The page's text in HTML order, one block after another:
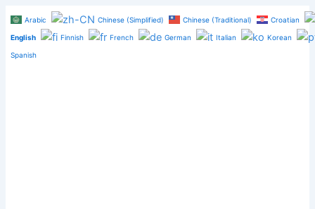
to
content
Arabic Chinese (Simplified) Chinese (Traditional) Croatian
English Finnish French German Italian Korean
Spanish